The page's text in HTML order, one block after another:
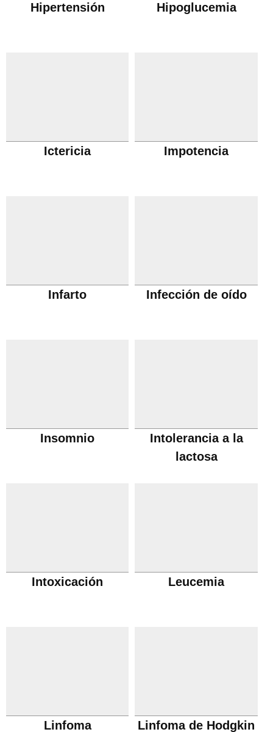
Hipertensión Hipoglucemia
Ictericia Impotencia
Infarto Infección de oído
Insomnio
Intolerancia a la
lactosa
Intoxicación Leucemia
Linfoma Linfoma de Hodgkin